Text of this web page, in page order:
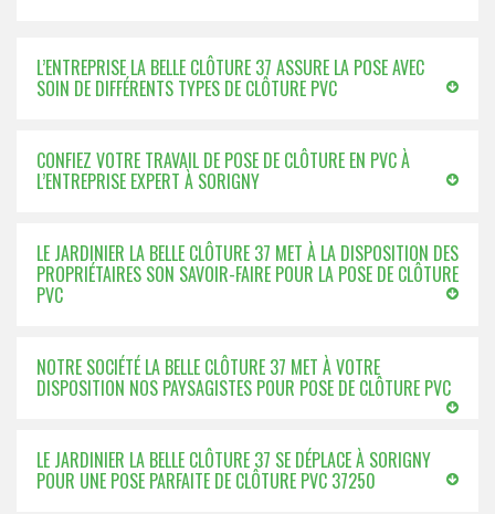
L’ENTREPRISE LA BELLE CLÔTURE 37 ASSURE LA POSE AVEC
SOIN DE DIFFÉRENTS TYPES DE CLÔTURE PVC
CONFIEZ VOTRE TRAVAIL DE POSE DE CLÔTURE EN PVC À
L’ENTREPRISE EXPERT À SORIGNY
LE JARDINIER LA BELLE CLÔTURE 37 MET À LA DISPOSITION DES
PROPRIÉTAIRES SON SAVOIR-FAIRE POUR LA POSE DE CLÔTURE
PVC
NOTRE SOCIÉTÉ LA BELLE CLÔTURE 37 MET À VOTRE
DISPOSITION NOS PAYSAGISTES POUR POSE DE CLÔTURE PVC
LE JARDINIER LA BELLE CLÔTURE 37 SE DÉPLACE À SORIGNY
POUR UNE POSE PARFAITE DE CLÔTURE PVC 37250